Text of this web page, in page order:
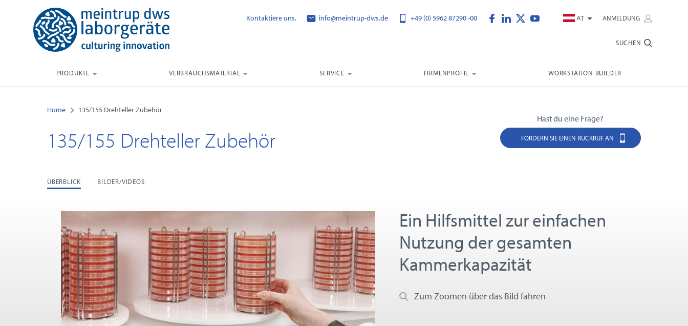
Kontaktiere uns. info@meintrup-dws.de +49 (0) 5962 87290 -00 AT ANMELDUNG
SUCHEN
PRODUKTE VERBRAUCHSMATERIAL SERVICE FIRMENPROFIL WORKSTATION BUILDER
Home 135/155 Drehteller Zubehör
135/155 Drehteller Zubehör
Hast du eine Frage?
FORDERN SIE EINEN RÜCKRUF AN
ÜBERBLICK BILDER/VIDEOS
Ein Hilfsmittel zur einfachen
Nutzung der gesamten
Kammerkapazität
Zum Zoomen über das Bild fahren